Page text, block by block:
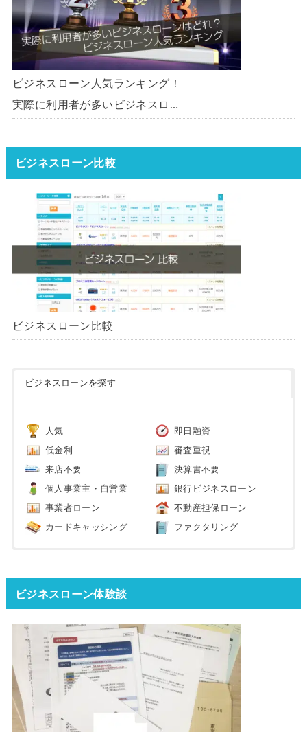
ビジネスローン人気ランキング！
実際に利用者が多いビジネスロー
ータ】【2026年版】
ビジネスローン比較
ビジネスローン比較
ビジネスローンを探す
人気 即日融資
低金利 審査重視
来店不要 決算書不要
個人事業主・自営業 銀行ビジネスローン
事業者ローン 不動産担保ローン
カードキャッシング ファクタリング
ビジネスローン体験談